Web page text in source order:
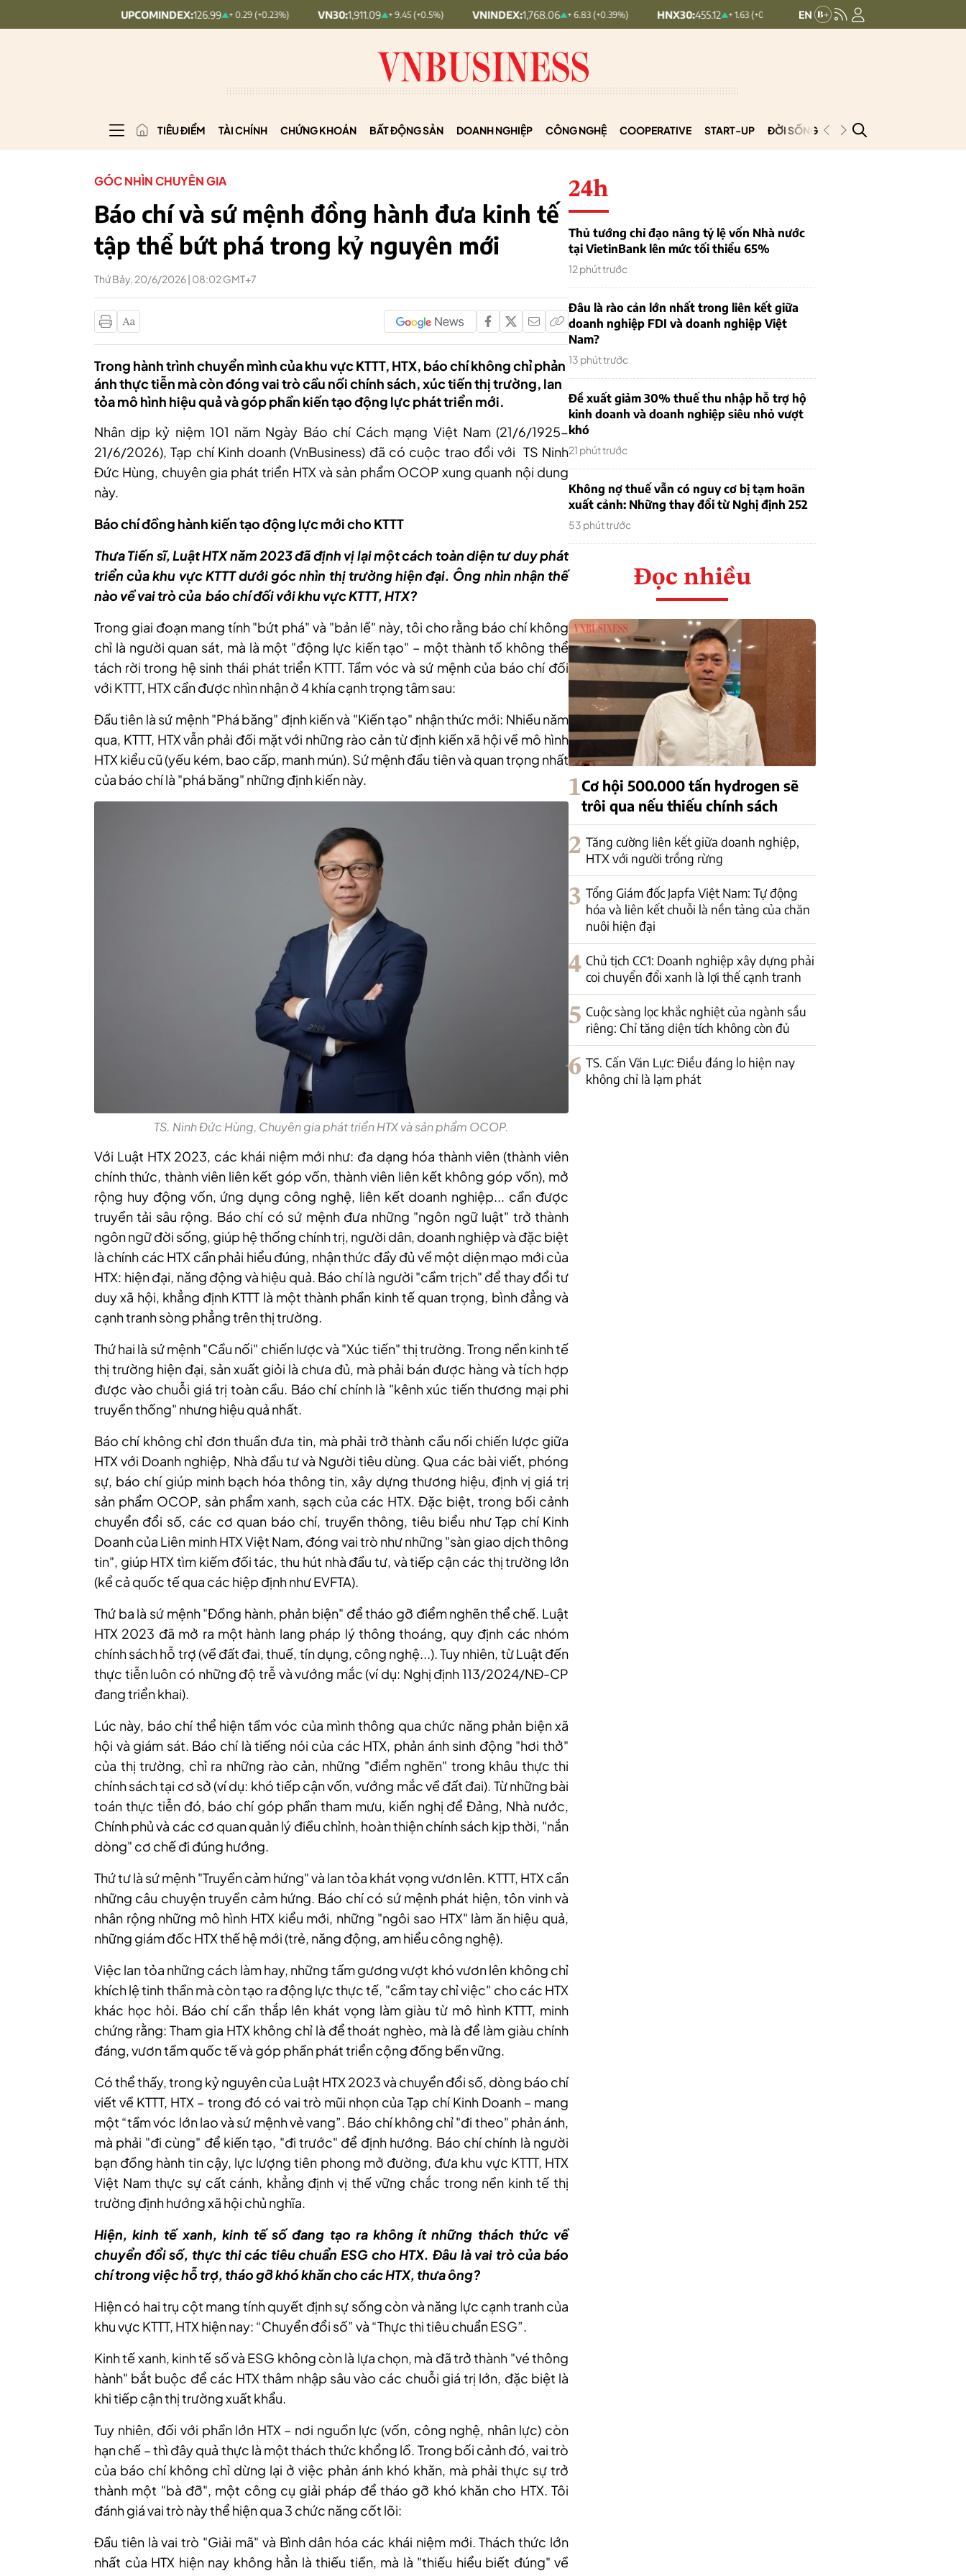
UPCOMINDEX:126.99 + 0.29 (+0.23%) VN30: 1,911.09 + 9.45 (+0.5%) VNINDEX:1,768.06 + 6.83 (+0.39%) HNX30: 455.12 + 1.63 (+0.36%) HNXINDEX:293.44
TIÊU ĐIỂM TÀI CHÍNH CHỨNG KHOÁN BẤT ĐỘNG SẢN DOANH NGHIỆP CÔNG NGHỆ COOPERATIVE START-UP ĐỜI SỐNG PODCAST
GÓC NHÌN CHUYÊN GIA
Báo chí và sứ mệnh đồng hành đưa kinh tế
tập thể bứt phá trong kỷ nguyên mới
Thứ Bảy, 20/6/2026 | 08:02 GMT+7
Trong hành trình chuyển mình của khu vực KTTT, HTX, báo chí không chỉ phản
ánh thực tiễn mà còn đóng vai trò cầu nối chính sách, xúc tiến thị trường, lan
tỏa mô hình hiệu quả và góp phần kiến tạo động lực phát triển mới.
Nhân dịp kỷ niệm 101 năm Ngày Báo chí Cách mạng Việt Nam (21/6/1925-
21/6/2026), Tạp chí Kinh doanh (VnBusiness) đã có cuộc trao đổi với TS Ninh
Đức Hùng, chuyên gia phát triển HTX và sản phẩm OCOP xung quanh nội dung
này.
Báo chí đồng hành kiến tạo động lực mới cho KTTT
Thưa Tiến sĩ, Luật HTX năm 2023 đã định vị lại một cách toàn diện tư duy phát
triển của khu vực KTTT dưới góc nhìn thị trường hiện đại. Ông nhìn nhận thế
nào về vai trò của báo chí đối với khu vực KTTT, HTX?
Trong giai đoạn mang tính "bứt phá" và "bản lề" này, tôi cho rằng báo chí không
chỉ là người quan sát, mà là một "động lực kiến tạo" – một thành tố không thể
tách rời trong hệ sinh thái phát triển KTTT. Tầm vóc và sứ mệnh của báo chí đối
với KTTT, HTX cần được nhìn nhận ở 4 khía cạnh trọng tâm sau:
Đầu tiên là sứ mệnh "Phá băng" định kiến và "Kiến tạo" nhận thức mới: Nhiều năm
qua, KTTT, HTX vẫn phải đối mặt với những rào cản từ định kiến xã hội về mô hình
HTX kiểu cũ (yếu kém, bao cấp, manh mún). Sứ mệnh đầu tiên và quan trọng nhất
của báo chí là "phá băng" những định kiến này.
TS. Ninh Đức Hùng, Chuyên gia phát triển HTX và sản phẩm OCOP.
Với Luật HTX 2023, các khái niệm mới như: đa dạng hóa thành viên (thành viên
chính thức, thành viên liên kết góp vốn, thành viên liên kết không góp vốn), mở
rộng huy động vốn, ứng dụng công nghệ, liên kết doanh nghiệp... cần được
truyền tải sâu rộng. Báo chí có sứ mệnh đưa những "ngôn ngữ luật" trở thành
ngôn ngữ đời sống, giúp hệ thống chính trị, người dân, doanh nghiệp và đặc biệt
là chính các HTX cần phải hiểu đúng, nhận thức đầy đủ về một diện mạo mới của
HTX: hiện đại, năng động và hiệu quả. Báo chí là người "cầm trịch" để thay đổi tư
duy xã hội, khẳng định KTTT là một thành phần kinh tế quan trọng, bình đẳng và
cạnh tranh sòng phẳng trên thị trường.
Thứ hai là sứ mệnh "Cầu nối" chiến lược và "Xúc tiến" thị trường. Trong nền kinh tế
thị trường hiện đại, sản xuất giỏi là chưa đủ, mà phải bán được hàng và tích hợp
được vào chuỗi giá trị toàn cầu. Báo chí chính là "kênh xúc tiến thương mại phi
truyền thống" nhưng hiệu quả nhất.
Báo chí không chỉ đơn thuần đưa tin, mà phải trở thành cầu nối chiến lược giữa
HTX với Doanh nghiệp, Nhà đầu tư và Người tiêu dùng. Qua các bài viết, phóng
sự, báo chí giúp minh bạch hóa thông tin, xây dựng thương hiệu, định vị giá trị
sản phẩm OCOP, sản phẩm xanh, sạch của các HTX. Đặc biệt, trong bối cảnh
chuyển đổi số, các cơ quan báo chí, truyền thông, tiêu biểu như Tạp chí Kinh
Doanh của Liên minh HTX Việt Nam, đóng vai trò như những "sàn giao dịch thông
tin", giúp HTX tìm kiếm đối tác, thu hút nhà đầu tư, và tiếp cận các thị trường lớn
(kể cả quốc tế qua các hiệp định như EVFTA).
Thứ ba là sứ mệnh "Đồng hành, phản biện" để tháo gỡ điểm nghẽn thể chế. Luật
HTX 2023 đã mở ra một hành lang pháp lý thông thoáng, quy định các nhóm
chính sách hỗ trợ (về đất đai, thuế, tín dụng, công nghệ...). Tuy nhiên, từ Luật đến
thực tiễn luôn có những độ trễ và vướng mắc (ví dụ: Nghị định 113/2024/NĐ-CP
đang triển khai).
Lúc này, báo chí thể hiện tầm vóc của mình thông qua chức năng phản biện xã
hội và giám sát. Báo chí là tiếng nói của các HTX, phản ánh sinh động "hơi thở"
của thị trường, chỉ ra những rào cản, những "điểm nghẽn" trong khâu thực thi
chính sách tại cơ sở (ví dụ: khó tiếp cận vốn, vướng mắc về đất đai). Từ những bài
toán thực tiễn đó, báo chí góp phần tham mưu, kiến nghị để Đảng, Nhà nước,
Chính phủ và các cơ quan quản lý điều chỉnh, hoàn thiện chính sách kịp thời, "nắn
dòng" cơ chế đi đúng hướng.
Thứ tư là sứ mệnh "Truyền cảm hứng" và lan tỏa khát vọng vươn lên. KTTT, HTX cần
những câu chuyện truyền cảm hứng. Báo chí có sứ mệnh phát hiện, tôn vinh và
nhân rộng những mô hình HTX kiểu mới, những "ngôi sao HTX" làm ăn hiệu quả,
những giám đốc HTX thế hệ mới (trẻ, năng động, am hiểu công nghệ).
Việc lan tỏa những cách làm hay, những tấm gương vượt khó vươn lên không chỉ
khích lệ tinh thần mà còn tạo ra động lực thực tế, "cầm tay chỉ việc" cho các HTX
khác học hỏi. Báo chí cần thắp lên khát vọng làm giàu từ mô hình KTTT, minh
chứng rằng: Tham gia HTX không chỉ là để thoát nghèo, mà là để làm giàu chính
đáng, vươn tầm quốc tế và góp phần phát triển cộng đồng bền vững.
Có thể thấy, trong kỷ nguyên của Luật HTX 2023 và chuyển đổi số, dòng báo chí
viết về KTTT, HTX – trong đó có vai trò mũi nhọn của Tạp chí Kinh Doanh – mang
một “tầm vóc lớn lao và sứ mệnh vẻ vang”. Báo chí không chỉ "đi theo" phản ánh,
mà phải "đi cùng" để kiến tạo, "đi trước" để định hướng. Báo chí chính là người
bạn đồng hành tin cậy, lực lượng tiên phong mở đường, đưa khu vực KTTT, HTX
Việt Nam thực sự cất cánh, khẳng định vị thế vững chắc trong nền kinh tế thị
trường định hướng xã hội chủ nghĩa.
Hiện, kinh tế xanh, kinh tế số đang tạo ra không ít những thách thức về
chuyển đổi số, thực thi các tiêu chuẩn ESG cho HTX. Đâu là vai trò của báo
chí trong việc hỗ trợ, tháo gỡ khó khăn cho các HTX, thưa ông?
Hiện có hai trụ cột mang tính quyết định sự sống còn và năng lực cạnh tranh của
khu vực KTTT, HTX hiện nay: “Chuyển đổi số” và “Thực thi tiêu chuẩn ESG”.
Kinh tế xanh, kinh tế số và ESG không còn là lựa chọn, mà đã trở thành "vé thông
hành" bắt buộc để các HTX thâm nhập sâu vào các chuỗi giá trị lớn, đặc biệt là
khi tiếp cận thị trường xuất khẩu.
Tuy nhiên, đối với phần lớn HTX – nơi nguồn lực (vốn, công nghệ, nhân lực) còn
hạn chế – thì đây quả thực là một thách thức khổng lồ. Trong bối cảnh đó, vai trò
của báo chí không chỉ dừng lại ở việc phản ánh khó khăn, mà phải thực sự trở
thành một "bà đỡ", một công cụ giải pháp để tháo gỡ khó khăn cho HTX. Tôi
đánh giá vai trò này thể hiện qua 3 chức năng cốt lõi:
Đầu tiên là vai trò "Giải mã" và Bình dân hóa các khái niệm mới. Thách thức lớn
nhất của HTX hiện nay không hẳn là thiếu tiền, mà là "thiếu hiểu biết đúng" về
24h
Thủ tướng chỉ đạo nâng tỷ lệ vốn Nhà nước
tại VietinBank lên mức tối thiểu 65%
12 phút trước
Đâu là rào cản lớn nhất trong liên kết giữa
doanh nghiệp FDI và doanh nghiệp Việt
Nam?
13 phút trước
Đề xuất giảm 30% thuế thu nhập hỗ trợ hộ
kinh doanh và doanh nghiệp siêu nhỏ vượt
khó
21 phút trước
Không nợ thuế vẫn có nguy cơ bị tạm hoãn
xuất cảnh: Những thay đổi từ Nghị định 252
53 phút trước
Đọc nhiều
1Cơ hội 500.000 tấn hydrogen sẽ
trôi qua nếu thiếu chính sách
2 Tăng cường liên kết giữa doanh nghiệp,
HTX với người trồng rừng
3 Tổng Giám đốc Japfa Việt Nam: Tự động
hóa và liên kết chuỗi là nền tảng của chăn
nuôi hiện đại
4 Chủ tịch CC1: Doanh nghiệp xây dựng phải
coi chuyển đổi xanh là lợi thế cạnh tranh
5 Cuộc sàng lọc khắc nghiệt của ngành sầu
riêng: Chỉ tăng diện tích không còn đủ
6 TS. Cấn Văn Lực: Điều đáng lo hiện nay
không chỉ là lạm phát